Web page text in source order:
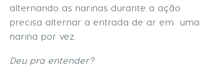
alternando as narinas durante a ação
precisa alternar a entrada de ar em uma
narina por vez.
Deu pra entender?